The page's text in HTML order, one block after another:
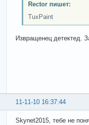
Rector пишет:
TuxPaint
Извращенец детектед.
11-11-10 16:37:44
Skynet2015, тебе не